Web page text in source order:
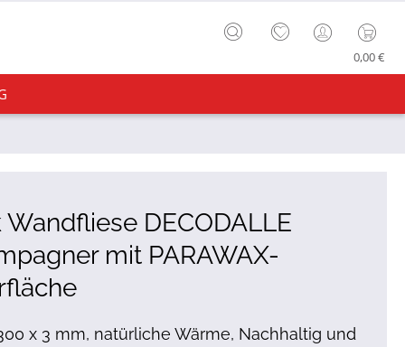
0,00 €
Wandfliese DECODALLE
mit PARAWAX-
x 3 mm, natürliche Wärme, Nachhaltig und